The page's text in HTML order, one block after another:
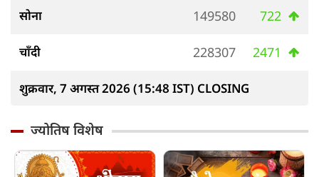
सोना 149580 722
चाँदी 228307 2471
शुक्रवार, 7 अगस्त 2026 (15:48 IST) CLOSING
ज्योतिष विशेष